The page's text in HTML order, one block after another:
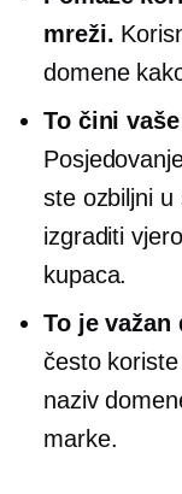
mreži.
domene
To čini
ste ozbiljni u
izgraditi
kupaca.
To je
često
naziv
marke.